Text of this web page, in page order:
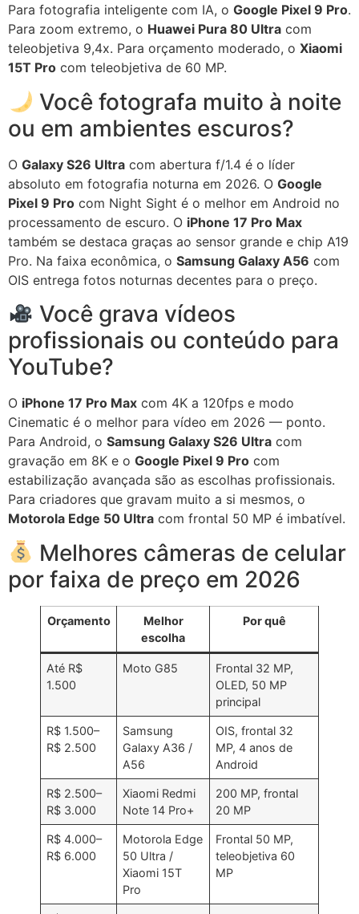
Para fotografia inteligente com IA, o Google Pixel 9 Pro.
Para zoom extremo, o Huawei Pura 80 Ultra com
teleobjetiva 9,4x. Para orçamento moderado, o Xiaomi
15T Pro com teleobjetiva de 60 MP.
Você fotografa muito à noite
ou em ambientes escuros?
O Galaxy S26 Ultra com abertura f/1.4 é o líder
absoluto em fotografia noturna em 2026. O Google
Pixel 9 Pro com Night Sight é o melhor em Android no
processamento de escuro. O iPhone 17 Pro Max
também se destaca graças ao sensor grande e chip A19
Pro. Na faixa econômica, o Samsung Galaxy A56 com
OIS entrega fotos noturnas decentes para o preço.
Você grava vídeos
profissionais ou conteúdo para
YouTube?
O iPhone 17 Pro Max com 4K a 120fps e modo
Cinematic é o melhor para vídeo em 2026 — ponto.
Para Android, o Samsung Galaxy S26 Ultra com
gravação em 8K e o Google Pixel 9 Pro com
estabilização avançada são as escolhas profissionais.
Para criadores que gravam muito a si mesmos, o
Motorola Edge 50 Ultra com frontal 50 MP é imbatível.
Melhores câmeras de celular
por faixa de preço em 2026
Orçamento
Melhor
escolha
Por quê
Até R$
1.500
Moto G85
Frontal 32 MP,
OLED, 50 MP
principal
R$ 1.500–
R$ 2.500
Samsung
Galaxy A36 /
A56
OIS, frontal 32
MP, 4 anos de
Android
R$ 2.500–
R$ 3.000
Xiaomi Redmi
Note 14 Pro+
200 MP, frontal
20 MP
R$ 4.000–
R$ 6.000
Motorola Edge
50 Ultra /
Xiaomi 15T
Pro
Frontal 50 MP,
teleobjetiva 60
MP